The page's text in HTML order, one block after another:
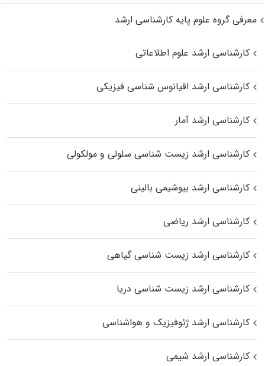
معرفی گروه علوم پایه کارشناسی ارشد
کارشناسی ارشد علوم اطلاعاتی
کارشناسی ارشد اقیانوس‌ شناسی فیزیکی
کارشناسی ارشد آمار
کارشناسی ارشد زیست شناسی سلولی و مولکولی
کارشناسی ارشد بیوشیمی بالینی
کارشناسی ارشد ریاضی
کارشناسی ارشد زیست‌ شناسی گیاهی
کارشناسی ارشد زیست‌ شناسی دریا
کارشناسی ارشد ژئوفیزیک و هواشناسی
کارشناسی ارشد شیمی